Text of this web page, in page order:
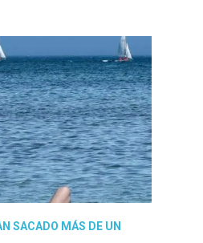
SACADO MÁS DE UN